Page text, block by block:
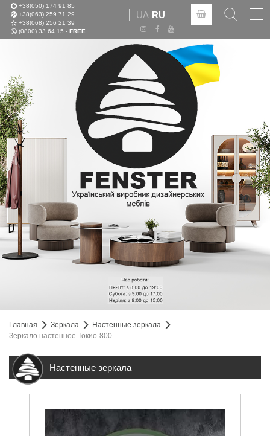
+38(050) 174 91 85
+38(063) 259 71 29
+38(068) 256 21 39
(0800) 33 64 15 - FREE
UA RU
Главная Зеркала
Настенные зеркала
Зеркало настенное Токио-800
Настенные зеркала